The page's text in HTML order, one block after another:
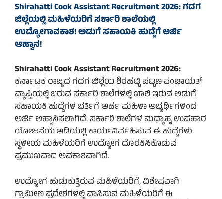
Shirahatti Cook Assistant Recruitment 2026: ಗದಗ
ಜಿಲ್ಲೆಯಲ್ಲಿ ಮಹಿಳೆಯರಿಗೆ ಸರ್ಕಾರಿ ಶಾಲೆಯಲ್ಲಿ
ಉದ್ಯೋಗಾವಕಾಶ! ಅಡುಗೆ ಸಹಾಯಕಿ ಹುದ್ದೆಗೆ ಅರ್ಜಿ
ಆಹ್ವಾನ!
Shirahatti Cook Assistant Recruitment 2026:
ಕರ್ನಾಟಕ ರಾಜ್ಯದ ಗದಗ ಜಿಲ್ಲೆಯ ಶಿರಹಟ್ಟಿ ಪಟ್ಟಣ ಪಂಚಾಯತ್
ವ್ಯಾಪ್ತಿಯಲ್ಲಿ ಬರುವ ಸರ್ಕಾರಿ ಶಾಲೆಗಳಲ್ಲಿ ಖಾಲಿ ಇರುವ ಅಡುಗೆ
ಸಹಾಯಕಿ ಹುದ್ದೆಗಳ ಭರ್ತಿಗೆ ಅರ್ಹ ಮಹಿಳಾ ಅಭ್ಯರ್ಥಿಗಳಿಂದ
ಅರ್ಜಿ ಆಹ್ವಾನಿಸಲಾಗಿದೆ. ಸರ್ಕಾರಿ ಶಾಲೆಗಳ ಮಧ್ಯಾಹ್ನ ಉಪಹಾರ
ಯೋಜನೆಯ ಅಡಿಯಲ್ಲಿ ಕಾರ್ಯನಿರ್ವಹಿಸುವ ಈ ಹುದ್ದೆಗಳು
ಸ್ಥಳೀಯ ಮಹಿಳೆಯರಿಗೆ ಉದ್ಯೋಗ ದೊರಕಿಸಿಕೊಡುವ
ಪ್ರಮುಖವಾದ ಅವಕಾಶವಾಗಿದೆ.
ಉದ್ಯೋಗ ಹುಡುಕುತ್ತಿರುವ ಮಹಿಳೆಯರಿಗೆ, ವಿಶೇಷವಾಗಿ
ಗ್ರಾಮೀಣ ಪ್ರದೇಶಗಳಲ್ಲಿ ವಾಸಿಸುವ ಮಹಿಳೆಯರಿಗೆ ಈ